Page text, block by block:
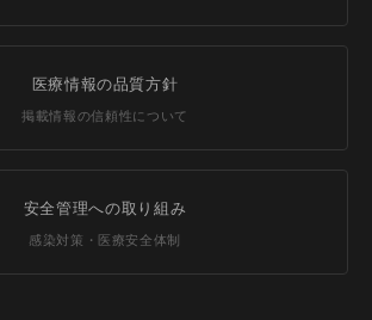
医療情報の品質方針
掲載情報の信頼性について
安全管理への取り組み
感染対策・医療安全体制